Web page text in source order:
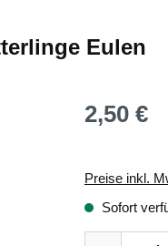
Eulen
Regulärer
2,50 €
Preise inkl.
Sofort
Produkt